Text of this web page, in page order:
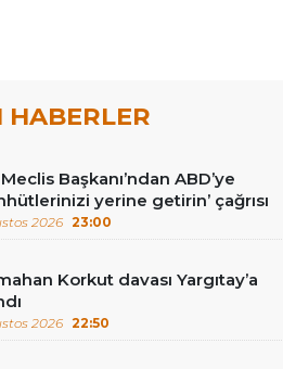
HABERLER
Başkanı’ndan ABD’ye
yerine getirin’ çağrısı
2026 23:00
Korkut davası Yargıtay’a
2026 22:50